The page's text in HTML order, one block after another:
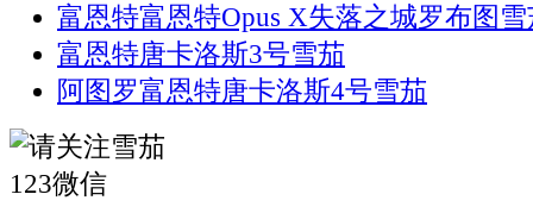
富恩特富恩特Opus X失落之城罗布图雪
富恩特唐卡洛斯3号雪茄
阿图罗富恩特唐卡洛斯4号雪茄